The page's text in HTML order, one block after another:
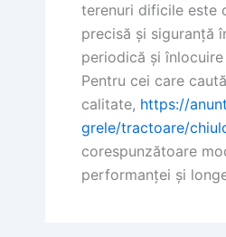
terenuri dificile este
precisă și siguranță
periodică și
Pentru cei care
calitate, https://
grele/tractoare/
corespunzătoare
performanței și